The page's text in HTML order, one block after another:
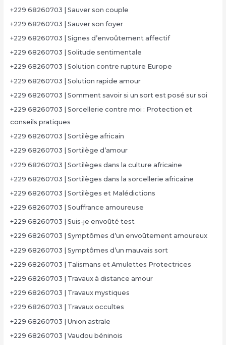
+229 68260703 | Sauver son couple
+229 68260703 | Sauver son foyer
+229 68260703 | Signes d’envoûtement affectif
+229 68260703 | Solitude sentimentale
+229 68260703 | Solution contre rupture Europe
+229 68260703 | Solution rapide amour
+229 68260703 | Somment savoir si un sort est posé sur soi
+229 68260703 | Sorcellerie contre moi : Protection et
conseils pratiques
+229 68260703 | Sortilège africain
+229 68260703 | Sortilège d’amour
+229 68260703 | Sortilèges dans la culture africaine
+229 68260703 | Sortilèges dans la sorcellerie africaine
+229 68260703 | Sortilèges et Malédictions
+229 68260703 | Souffrance amoureuse
+229 68260703 | Suis-je envoûté test
+229 68260703 | Symptômes d’un envoûtement amoureux
+229 68260703 | Symptômes d’un mauvais sort
+229 68260703 | Talismans et Amulettes Protectrices
+229 68260703 | Travaux à distance amour
+229 68260703 | Travaux mystiques
+229 68260703 | Travaux occultes
+229 68260703 | Union astrale
+229 68260703 | Vaudou béninois